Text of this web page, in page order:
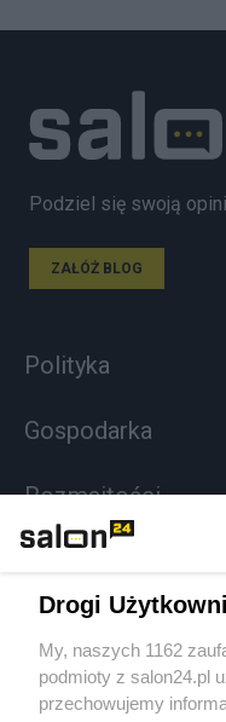
Podziel się swoją
ZAŁÓŻ BLOG
Polityka
Gospodarka
Rozmaitości
Sport
Społeczeństwo
Drogi
My, naszych 1162
podmioty z salon24.pl
przechowujemy